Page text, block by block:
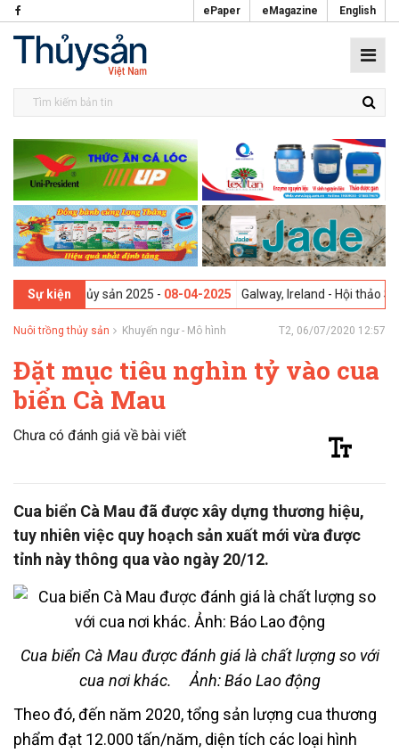
ePaper eMagazine English
Sự kiện
phẩm Thủy sản 2025 -08-04-2025 Galway, Ireland - Hội thảo Sáng
Nuôi trồng thủy sản Khuyến ngư - Mô hình T2, 06/07/2020 12:57
Đặt mục tiêu nghìn tỷ vào cua
biển Cà Mau
Chưa có đánh giá về bài viết
Cua biển Cà Mau đã được xây dựng thương hiệu,
tuy nhiên việc quy hoạch sản xuất mới vừa được
tỉnh này thông qua vào ngày 20/12.
Cua biển Cà Mau được đánh giá là chất lượng so với
cua nơi khác.
Ảnh: Báo Lao động
Theo đó, đến năm 2020, tổng sản lượng cua thương
phẩm đạt 12.000 tấn/năm, diện tích các loại hình